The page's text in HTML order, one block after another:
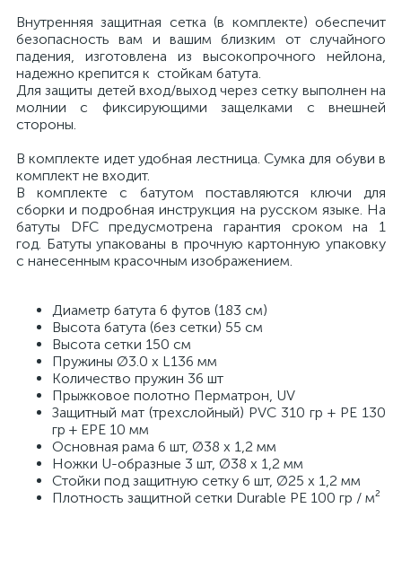
Внутренняя защитная сетка (в комплекте) обеспечит
безопасность вам и вашим близким от случайного
падения, изготовлена из высокопрочного нейлона,
надежно крепится к стойкам батута.
Для защиты детей вход/выход через сетку выполнен на
молнии с фиксирующими защелками с внешней
стороны.
В комплекте идет удобная лестница. Сумка для обуви в
комплект не входит.
В комплекте с батутом поставляются ключи для
сборки и подробная инструкция на русском языке. На
батуты DFC предусмотрена гарантия сроком на 1
год. Батуты упакованы в прочную картонную упаковку
с нанесенным красочным изображением.
Диаметр батута 6 футов (183 см)
Высота батута (без сетки) 55 см
Высота сетки 150 см
Пружины Ø3.0 х L136 мм
Количество пружин 36 шт
Прыжковое полотно Перматрон, UV
Защитный мат (трехслойный) PVC 310 гр + PE 130
гр + EPE 10 мм
Основная рама 6 шт, Ø38 х 1,2 мм
Ножки U-образные 3 шт, Ø38 х 1,2 мм
Стойки под защитную сетку 6 шт, Ø25 х 1,2 мм
Плотность защитной сетки Durable PE 100 гр / м²